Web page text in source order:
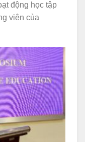
động học tập
viên của